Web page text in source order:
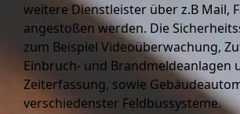
weitere Dienstleister über z.B Mail,
angestoßen werden. Die
zum Beispiel Videoüberwachung,
Einbruch- und Brandmeldeanlagen
Zeiterfassung, sowie
verschiedenster Feldbussysteme.